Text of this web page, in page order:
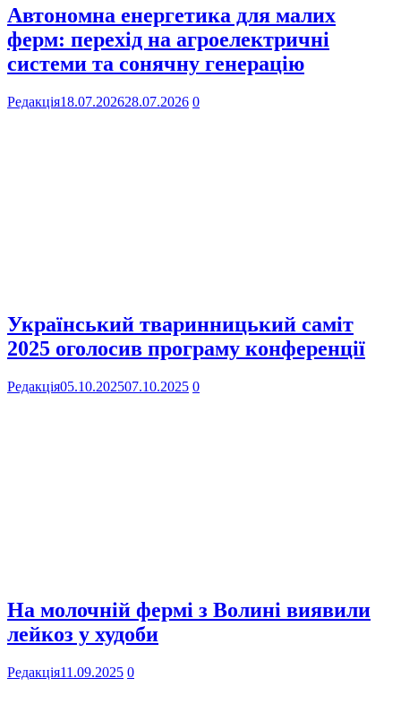
Автономна енергетика для малих
ферм: перехід на агроелектричні
системи та сонячну генерацію
Редакція18.07.202628.07.2026 0
Український тваринницький саміт
2025 оголосив програму конференції
Редакція05.10.202507.10.2025 0
На молочній фермі з Волині виявили
лейкоз у худоби
Редакція11.09.2025 0